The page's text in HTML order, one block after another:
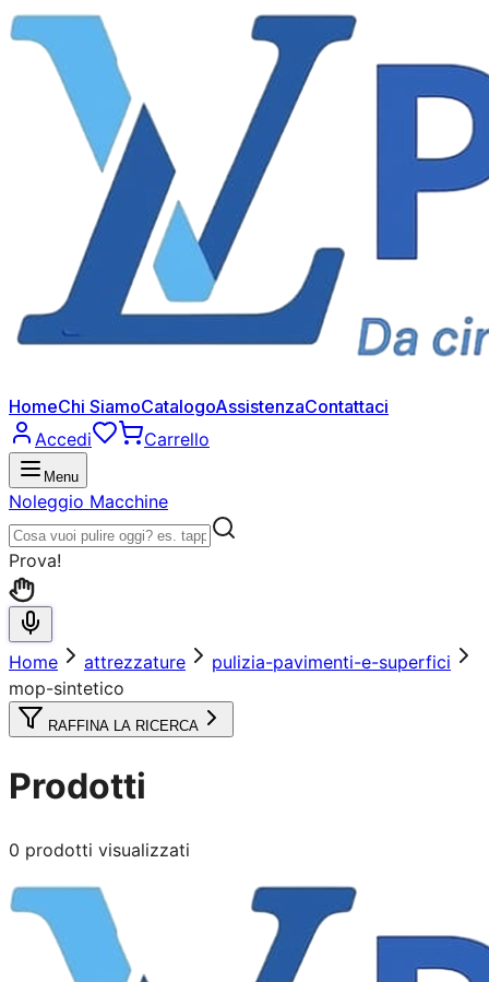
HomeChi SiamoCatalogoAssistenzaContattaci
Accedi
Carrello
Menu
Noleggio Macchine
Prova!
Home attrezzature
pulizia-pavimenti-e-superfici
mop-sintetico
RAFFINA LA RICERCA
Prodotti
0 prodotti visualizzati